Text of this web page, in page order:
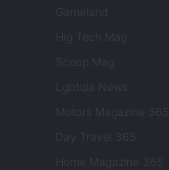
Gameland
Hig Tech Mag
Scoop Mag
Lgbtqia News
Motors Magazine 365
Day Travel 365
Home Magazine 365